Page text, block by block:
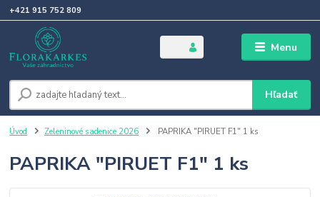
Menu
Hľadať
+421 915 752 809
Úvod Zeleninové sadenice 2026 PAPRIKA "PIRUET F1" 1 ks
PAPRIKA "PIRUET F1" 1 ks